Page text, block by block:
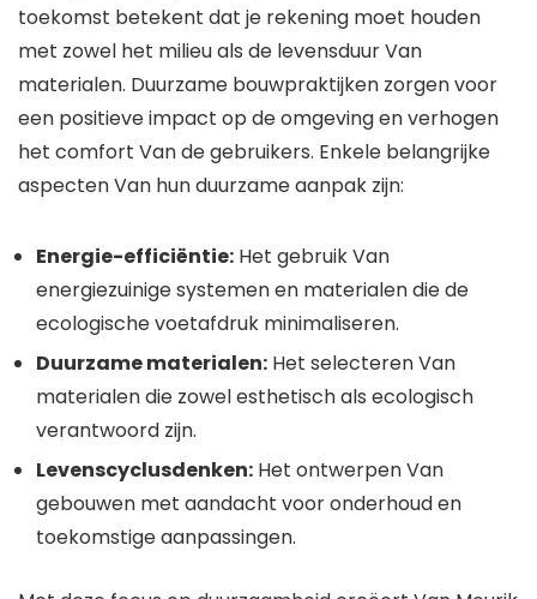
toekomst betekent dat je rekening moet houden
met zowel het milieu als de levensduur Van
materialen. Duurzame bouwpraktijken zorgen voor
een positieve impact op de omgeving en verhogen
het comfort Van de gebruikers. Enkele belangrijke
aspecten Van hun duurzame aanpak zijn:
Energie-efficiëntie: Het gebruik Van
energiezuinige systemen en materialen die de
ecologische voetafdruk minimaliseren.
Duurzame materialen: Het selecteren Van
materialen die zowel esthetisch als ecologisch
verantwoord zijn.
Levenscyclusdenken: Het ontwerpen Van
gebouwen met aandacht voor onderhoud en
toekomstige aanpassingen.